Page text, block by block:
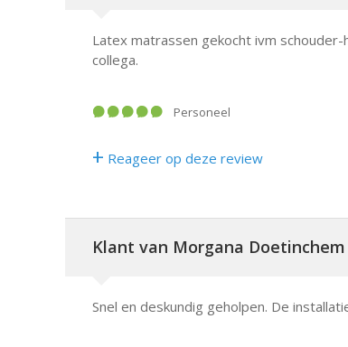
Latex matrassen gekocht ivm
collega.
Personeel
+ Reageer op deze review
Klant van Morgana Doetinchem
Snel en deskundig geholpen. De